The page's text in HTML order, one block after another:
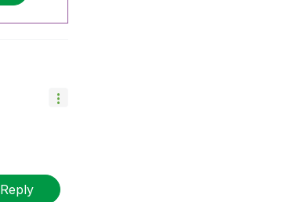
Reply